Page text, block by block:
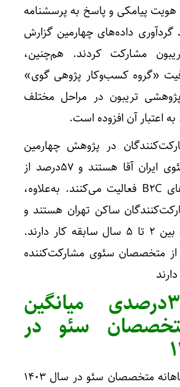
هویت پیامکی و پاسخ به پرسشنامه
گردآوری داده‌های چهارمین گزارش
مشارکت کردند. هم‌چنین،
«گروه کسب‌وکار پژوهی گوی»
پژوهشی تریبون در مراحل مختلف
اعتبار آن افزوده است.
در پژوهش چهارمین
گزارش جامع سئوی ایران آقا هستند و ۵۷درصد از
آنان در شرکت‌های ‌‌B2C فعالیت می‌کنند. به‌علاوه،
ساکن تهران هستند و
۴۳درصد از آنان بین ۲ تا ۵ سال سابقه کار دارند.
متخصصان سئوی مشارکت‌کننده
رشد ۳۸درصدی میانگین
سئو در
میانگین درآمد ماهانه متخصصان سئو در سال ۱۴۰۳